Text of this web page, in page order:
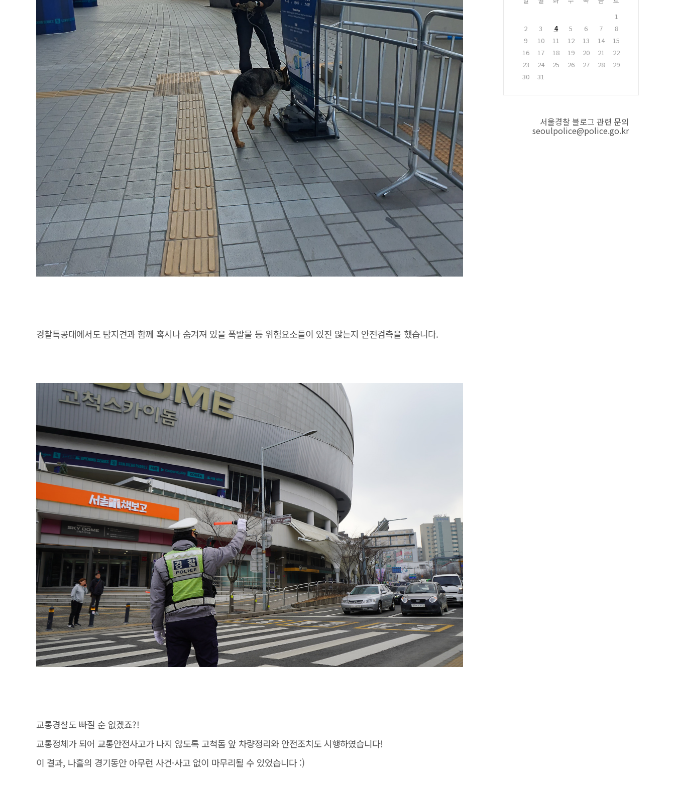
경찰특공대에서도 탐지견과 함께 혹시나 숨겨져 있을 폭발물 등 위험요소들이 있진 않는지 안전검측을 했습니다.
교통경찰도 빠질 순 없겠죠?!
교통정체가 되어 교통안전사고가 나지 않도록 고척돔 앞 차량정리와 안전조치도 시행하였습니다!
이 결과, 나흘의 경기동안 아무런 사건·사고 없이 마무리될 수 있었습니다 :)
1
2
3 4 5 6 7
8
9
10 11 12 13 14
15
16
17 18 19 20 21
22
23
24 25 26 27 28
29
30
31
서울경찰 블로그 관련 문의
seoulpolice@police.go.kr